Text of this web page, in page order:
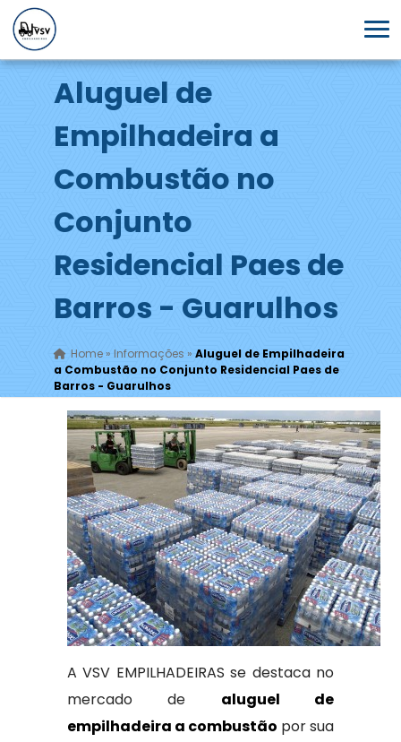
Aluguel de
Empilhadeira a
Combustão no
Conjunto
Residencial Paes de
Barros - Guarulhos
Home» Informações » Aluguel de Empilhadeira
a Combustão no Conjunto Residencial Paes de
Barros - Guarulhos
A VSV EMPILHADEIRAS se destaca no
mercado de aluguel de
empilhadeira a combustão por sua